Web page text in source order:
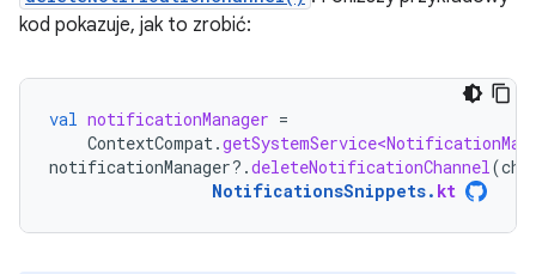
kod pokazuje, jak to zrobić:
val notificationManager =
ContextCompat.
notificationManager?.deleteNotificationChannel(
NotificationsSnippets. kt